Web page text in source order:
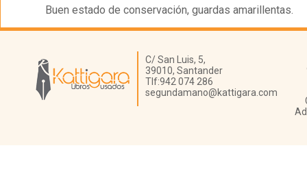
Buen estado de conservación, guardas amarillentas.
Librería Kattigara
C/ San Luis, 5,
39010, Santander
Tlf:942 074 286
segundamano@kattigara.com